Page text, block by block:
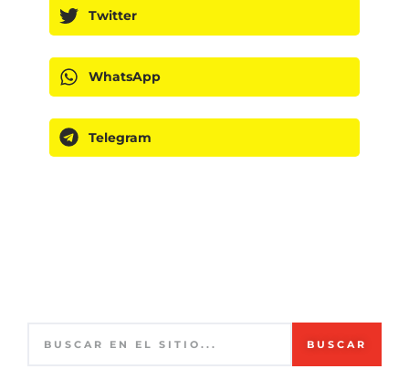
Twitter
WhatsApp
Telegram
BUSCAR